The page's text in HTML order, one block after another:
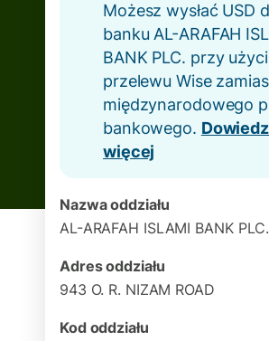
Możesz wysłać USD
banku AL-ARAFAH
BANK PLC. przy
przelewu Wise
międzynarodowego
bankowego.
więcej
Nazwa oddziału
AL-ARAFAH ISLAMI BANK PLC.
Adres oddziału
943 O. R. NIZAM ROAD
Kod oddziału